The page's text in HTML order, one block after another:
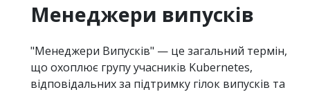
Менеджери випусків
"Менеджери Випусків" — це загальний термін,
що охоплює групу учасників Kubernetes,
відповідальних за підтримку гілок випусків та